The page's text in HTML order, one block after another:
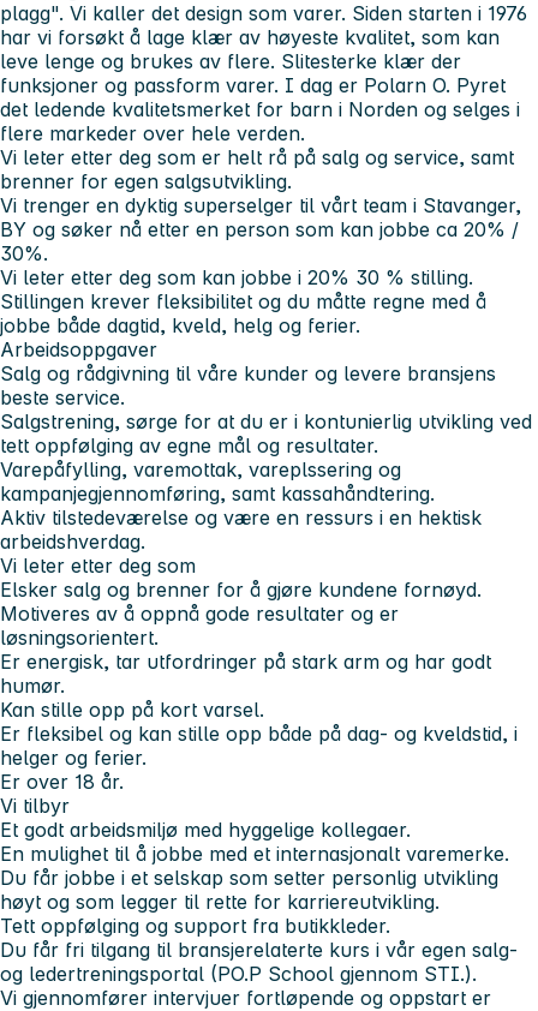
plagg". Vi kaller det design som varer. Siden starten i 1976
har vi forsøkt å lage klær av høyeste kvalitet, som kan
leve lenge og brukes av flere. Slitesterke klær der
funksjoner og passform varer. I dag er Polarn O. Pyret
det ledende kvalitetsmerket for barn i Norden og selges i
flere markeder over hele verden.
Vi leter etter deg som er helt rå på salg og service, samt
brenner for egen salgsutvikling.
Vi trenger en dyktig superselger til vårt team i Stavanger,
BY og søker nå etter en person som kan jobbe ca 20% /
30%.
Vi leter etter deg som kan jobbe i 20% 30 % stilling.
Stillingen krever fleksibilitet og du måtte regne med å
jobbe både dagtid, kveld, helg og ferier.
Arbeidsoppgaver
Salg og rådgivning til våre kunder og levere bransjens
beste service.
Salgstrening, sørge for at du er i kontunierlig utvikling ved
tett oppfølging av egne mål og resultater.
Varepåfylling, varemottak, vareplssering og
kampanjegjennomføring, samt kassahåndtering.
Aktiv tilstedeværelse og være en ressurs i en hektisk
arbeidshverdag.
Vi leter etter deg som
Elsker salg og brenner for å gjøre kundene fornøyd.
Motiveres av å oppnå gode resultater og er
løsningsorientert.
Er energisk, tar utfordringer på stark arm og har godt
humør.
Kan stille opp på kort varsel.
Er fleksibel og kan stille opp både på dag- og kveldstid, i
helger og ferier.
Er over 18 år.
Vi tilbyr
Et godt arbeidsmiljø med hyggelige kollegaer.
En mulighet til å jobbe med et internasjonalt varemerke.
Du får jobbe i et selskap som setter personlig utvikling
høyt og som legger til rette for karriereutvikling.
Tett oppfølging og support fra butikkleder.
Du får fri tilgang til bransjerelaterte kurs i vår egen salg-
og ledertreningsportal (PO.P School gjennom STI.).
Vi gjennomfører intervjuer fortløpende og oppstart er